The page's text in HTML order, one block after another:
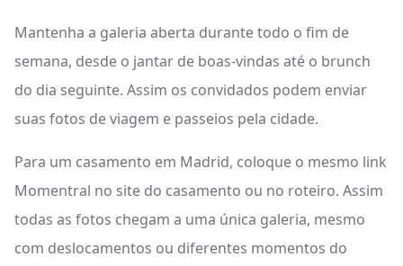
Mantenha a galeria aberta durante todo o fim de
semana, desde o jantar de boas-vindas até o brunch
do dia seguinte. Assim os convidados podem enviar
suas fotos de viagem e passeios pela cidade.
Para um casamento em Madrid, coloque o mesmo link
Momentral no site do casamento ou no roteiro. Assim
todas as fotos chegam a uma única galeria, mesmo
com deslocamentos ou diferentes momentos do